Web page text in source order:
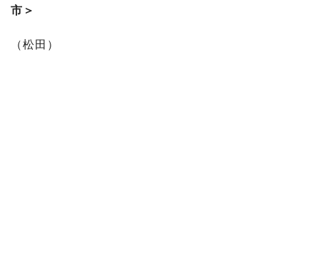
市＞
（松田）